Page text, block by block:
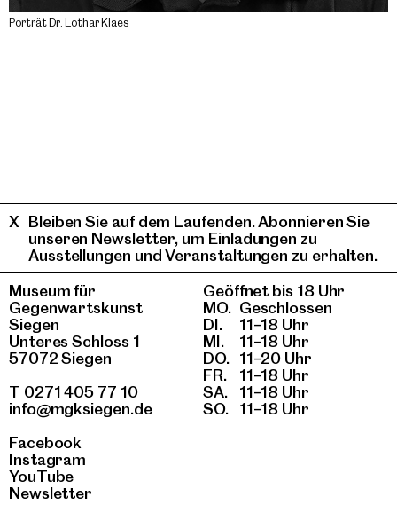
Porträt Dr. Lothar Klaes
Museum für
Gegenwartskunst
Siegen
Unteres Schloss 1
57072 Siegen
T 0271 405 77 10
info@mgksiegen.de
Facebook
Instagram
YouTube
Newsletter
Geöffnet bis 18 Uhr
MO. Geschlossen
DI.
11–18 Uhr
MI.
11–18 Uhr
DO. 11–20 Uhr
FR.
11–18 Uhr
SA.
11–18 Uhr
SO.
11–18 Uhr
Bleiben Sie auf dem Laufenden. Abonnieren Sie
unseren Newsletter, um Einladungen zu
Ausstellungen und Veranstaltungen zu erhalten.